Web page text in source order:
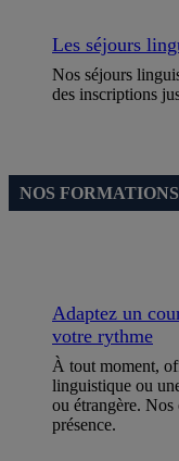
Les séjours
Nos séjours
des inscriptions
NOS FORMATIONS
Adaptez un
votre rythme
À tout moment,
linguistique ou
ou étrangère.
présence.